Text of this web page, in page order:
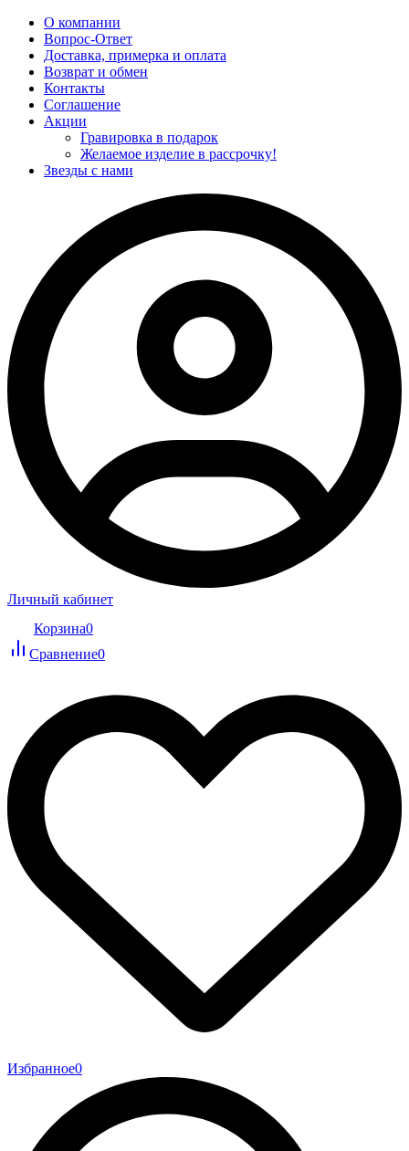
О компании
Вопрос-Ответ
Доставка, примерка и оплата
Возврат и обмен
Контакты
Соглашение
Акции
Гравировка в подарок
Желаемое изделие в рассрочку!
Звезды с нами
Личный кабинет
Корзина0
Сравнение0
Избранное0